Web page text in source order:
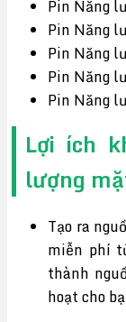
Pin Năng
Pin Năng
Pin Năng
Pin Năng
Pin Năng
Lợi ích
lượng
Tạo ra
miễn phí
thành
hoạt cho